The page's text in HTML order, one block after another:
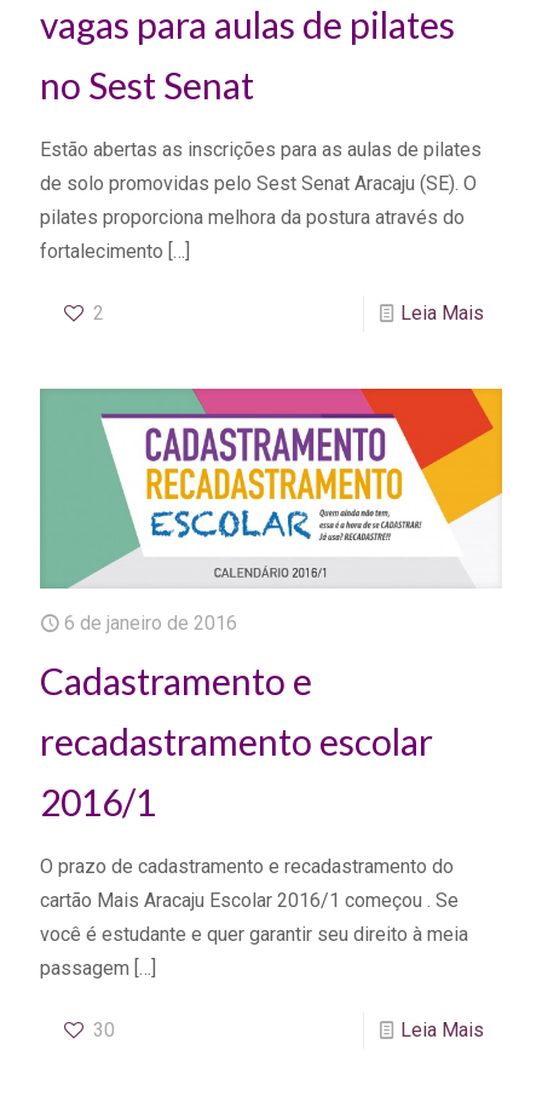
vagas para aulas de pilates
no Sest Senat
Estão abertas as inscrições para as aulas de pilates
de solo promovidas pelo Sest Senat Aracaju (SE). O
pilates proporciona melhora da postura através do
fortalecimento […]
2 Leia Mais
6 de janeiro de 2016
Cadastramento e
recadastramento escolar
2016/1
O prazo de cadastramento e recadastramento do
cartão Mais Aracaju Escolar 2016/1 começou . Se
você é estudante e quer garantir seu direito à meia
passagem […]
30 Leia Mais